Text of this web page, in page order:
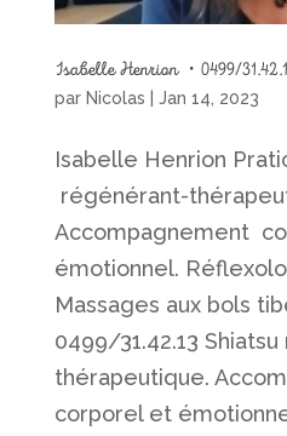
Isabelle Henrion ・0499/
par Nicolas Jan 14, 2023
Isabelle Henrion
régénérant-
Accompagnement
émotionnel.
Massages aux bols
0499/31.42.13
thérapeutique.
corporel et